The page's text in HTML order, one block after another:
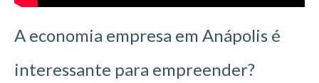
A economia empresa em Anápolis é
interessante para empreender?